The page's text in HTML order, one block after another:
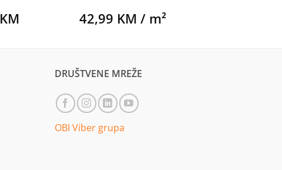
KM 42,99 KM / m²
DRUŠTVENE MREŽE
OBI Viber grupa